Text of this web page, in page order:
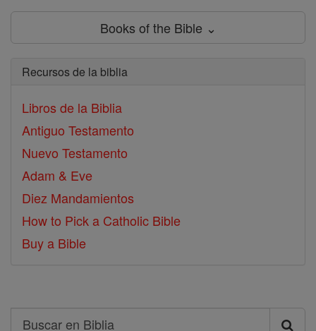
Books of the Bible ⌄
Recursos de la biblia
Libros de la Biblia
Antiguo Testamento
Nuevo Testamento
Adam & Eve
Diez Mandamientos
How to Pick a Catholic Bible
Buy a Bible
Search